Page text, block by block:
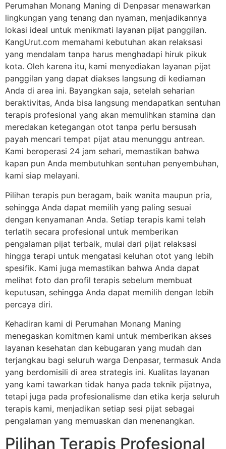
Perumahan Monang Maning di Denpasar menawarkan
lingkungan yang tenang dan nyaman, menjadikannya
lokasi ideal untuk menikmati layanan pijat panggilan.
KangUrut.com memahami kebutuhan akan relaksasi
yang mendalam tanpa harus menghadapi hiruk pikuk
kota. Oleh karena itu, kami menyediakan layanan pijat
panggilan yang dapat diakses langsung di kediaman
Anda di area ini. Bayangkan saja, setelah seharian
beraktivitas, Anda bisa langsung mendapatkan sentuhan
terapis profesional yang akan memulihkan stamina dan
meredakan ketegangan otot tanpa perlu bersusah
payah mencari tempat pijat atau menunggu antrean.
Kami beroperasi 24 jam sehari, memastikan bahwa
kapan pun Anda membutuhkan sentuhan penyembuhan,
kami siap melayani.
Pilihan terapis pun beragam, baik wanita maupun pria,
sehingga Anda dapat memilih yang paling sesuai
dengan kenyamanan Anda. Setiap terapis kami telah
terlatih secara profesional untuk memberikan
pengalaman pijat terbaik, mulai dari pijat relaksasi
hingga terapi untuk mengatasi keluhan otot yang lebih
spesifik. Kami juga memastikan bahwa Anda dapat
melihat foto dan profil terapis sebelum membuat
keputusan, sehingga Anda dapat memilih dengan lebih
percaya diri.
Kehadiran kami di Perumahan Monang Maning
menegaskan komitmen kami untuk memberikan akses
layanan kesehatan dan kebugaran yang mudah dan
terjangkau bagi seluruh warga Denpasar, termasuk Anda
yang berdomisili di area strategis ini. Kualitas layanan
yang kami tawarkan tidak hanya pada teknik pijatnya,
tetapi juga pada profesionalisme dan etika kerja seluruh
terapis kami, menjadikan setiap sesi pijat sebagai
pengalaman yang memuaskan dan menenangkan.
Pilihan Terapis Profesional